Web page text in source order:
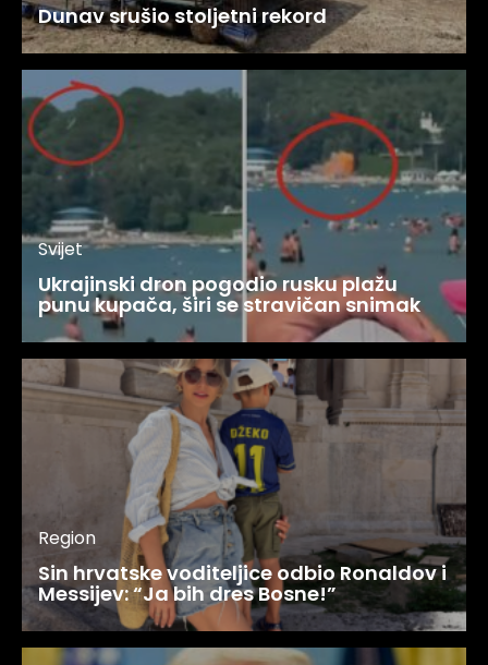
Dunav srušio stoljetni rekord
Svijet
Ukrajinski dron pogodio rusku plažu
punu kupača, širi se stravičan snimak
Region
Sin hrvatske voditeljice odbio Ronaldov i
Messijev: “Ja bih dres Bosne!”